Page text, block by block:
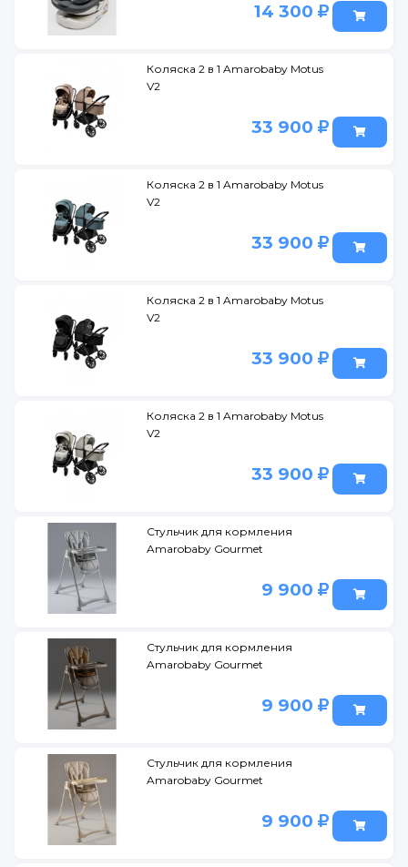
14 300
Коляска 2 в 1 Amarobaby Motus
V2
33 900
Коляска 2 в 1 Amarobaby Motus
V2
33 900
Коляска 2 в 1 Amarobaby Motus
V2
33 900
Коляска 2 в 1 Amarobaby Motus
V2
33 900
Стульчик для кормления
Amarobaby Gourmet
9 900
Стульчик для кормления
Amarobaby Gourmet
9 900
Стульчик для кормления
Amarobaby Gourmet
9 900